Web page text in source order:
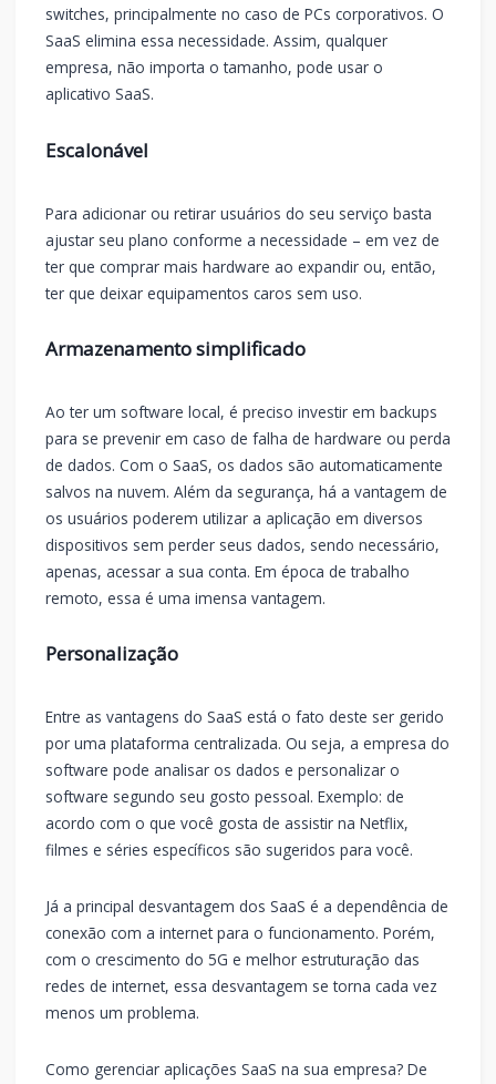
switches, principalmente no caso de PCs corporativos. O
SaaS elimina essa necessidade. Assim, qualquer
empresa, não importa o tamanho, pode usar o
aplicativo SaaS.
Escalonável
Para adicionar ou retirar usuários do seu serviço basta
ajustar seu plano conforme a necessidade – em vez de
ter que comprar mais hardware ao expandir ou, então,
ter que deixar equipamentos caros sem uso.
Armazenamento simplificado
Ao ter um software local, é preciso investir em backups
para se prevenir em caso de falha de hardware ou perda
de dados. Com o SaaS, os dados são automaticamente
salvos na nuvem. Além da segurança, há a vantagem de
os usuários poderem utilizar a aplicação em diversos
dispositivos sem perder seus dados, sendo necessário,
apenas, acessar a sua conta. Em época de trabalho
remoto, essa é uma imensa vantagem.
Personalização
Entre as vantagens do SaaS está o fato deste ser gerido
por uma plataforma centralizada. Ou seja, a empresa do
software pode analisar os dados e personalizar o
software segundo seu gosto pessoal. Exemplo: de
acordo com o que você gosta de assistir na Netflix,
filmes e séries específicos são sugeridos para você.
Já a principal desvantagem dos SaaS é a dependência de
conexão com a internet para o funcionamento. Porém,
com o crescimento do 5G e melhor estruturação das
redes de internet, essa desvantagem se torna cada vez
menos um problema.
Como gerenciar aplicações SaaS na sua empresa? De